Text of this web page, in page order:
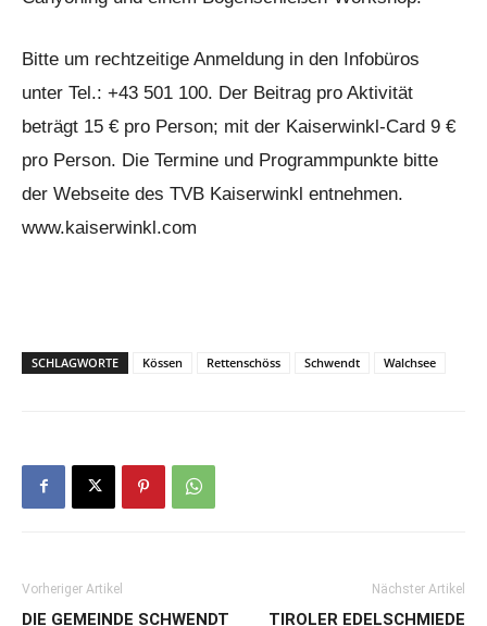
Bitte um rechtzeitige Anmeldung in den Infobüros
unter Tel.: +43 501 100. Der Beitrag pro Aktivität
beträgt 15 € pro Person; mit der Kaiserwinkl-Card 9 €
pro Person. Die Termine und Programmpunkte bitte
der Webseite des TVB Kaiserwinkl entnehmen.
www.kaiserwinkl.com
SCHLAGWORTE Kössen Rettenschöss Schwendt Walchsee
Vorheriger Artikel
DIE GEMEINDE SCHWENDT
Nächster Artikel
TIROLER EDELSCHMIEDE